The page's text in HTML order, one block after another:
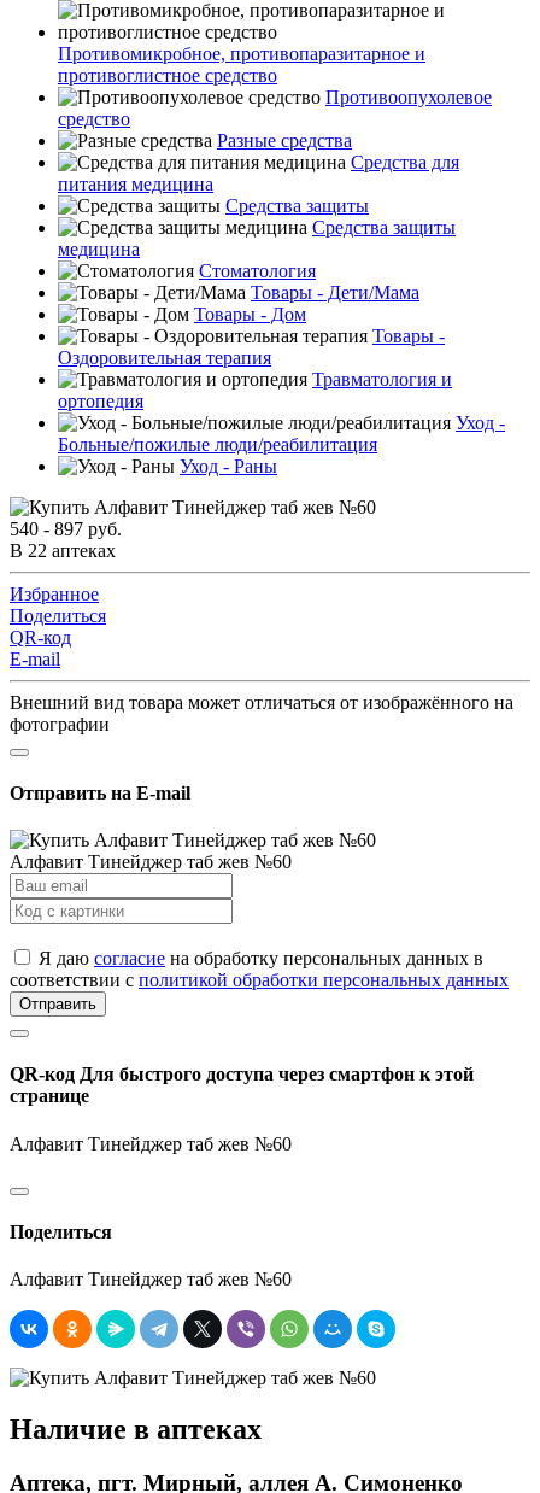
Противомикробное, противопаразитарное и
противоглистное средство
Противоопухолевое
средство
Разные средства
Средства для
питания медицина
Средства защиты
Средства защиты
медицина
Стоматология
Товары - Дети/Мама
Товары - Дом
Товары -
Оздоровительная терапия
Травматология и
ортопедия
Уход -
Больные/пожилые люди/реабилитация
Уход - Раны
540 - 897 руб.
В 22 аптеках
Избранное
Поделиться
QR-код
E-mail
Внешний вид товара может отличаться от изображённого на
фотографии
Отправить на E-mail
Алфавит Тинейджер таб жев №60
Я даю согласие на обработку персональных данных в
соответствии с политикой обработки персональных данных
Отправить
QR-код Для быстрого доступа через смартфон к этой
странице
Алфавит Тинейджер таб жев №60
Поделиться
Алфавит Тинейджер таб жев №60
Наличие в аптеках
Аптека, пгт. Мирный, аллея А. Симоненко